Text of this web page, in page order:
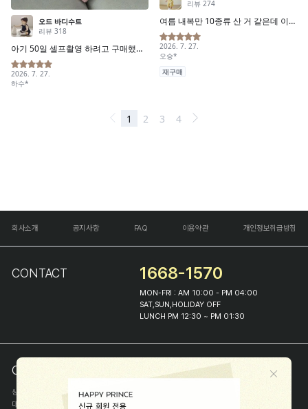
회사소개 공지사항 FAQ 이용약관 개인정보취급방침
CONTACT 1668-1570
MON-FRI : AM 10:00 - PM 04:00
SAT,SUN,HOLIDAY OFF
LUNCH PM 12:30 ~ PM 01:30
COMPANY INFO
상호
(주)해피프린스
대표
이화진